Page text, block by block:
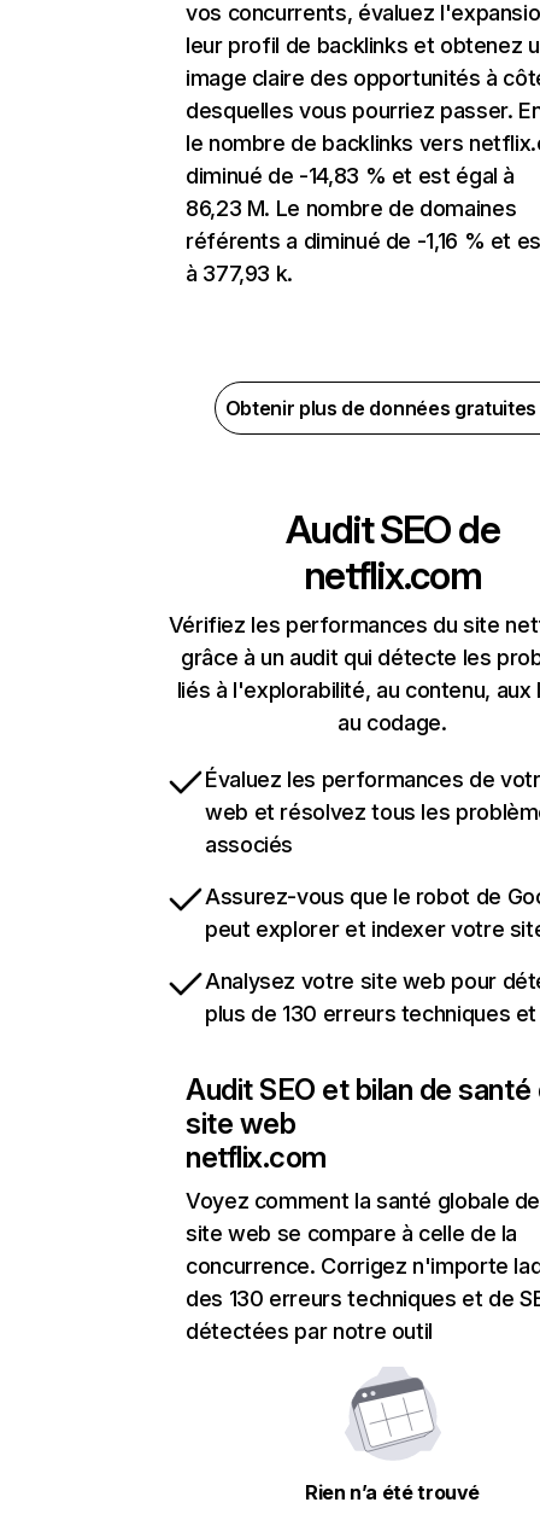
vos concurrents, évaluez
leur profil de backlinks et obtenez
image claire des opportunités à
desquelles vous pourriez passer.
le nombre de backlinks vers
diminué de -14,83 % et est égal à
86,23 M. Le nombre de domaines
référents a diminué de -1,16 % et
à 377,93 k.
Obtenir plus de données
Audit SEO de
netflix.com
Vérifiez les performances du site
grâce à un audit qui détecte les
liés à l'explorabilité, au contenu, aux
au codage.
Évaluez les performances de
web et résolvez tous les
associés
Assurez-vous que le robot de
peut explorer et indexer votre
Analysez votre site web pour
plus de 130 erreurs techniques et
Audit SEO et bilan de santé
site web
netflix.com
Voyez comment la santé globale
site web se compare à celle de la
concurrence. Corrigez n'importe
des 130 erreurs techniques et de
détectées par notre outil
Rien n’a été trouvé